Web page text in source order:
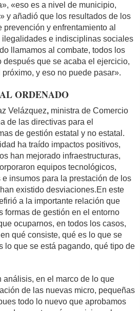
«eso es a nivel de municipio,
y añadió que los resultados de los
y enfrentamiento al
e indisciplinas sociales
llamamos al combate, todos los
después que se acaba el ejercicio,
y eso no puede pasar».
ORDENADO
Velázquez, ministra de Comercio
de las directivas para el
de gestión estatal y no estatal.
ha traído impactos positivos,
han mejorado infraestructuras,
equipos tecnológicos,
insumos para la prestación de los
existido desviaciones.En este
a la importante relación que
formas de gestión en el entorno
ocuparnos, en todos los casos,
qué consiste, qué es lo que se
lo que se está pagando, qué tipo de
análisis, en el marco de lo que
de las nuevas micro, pequeñas
todo lo nuevo que aprobamos